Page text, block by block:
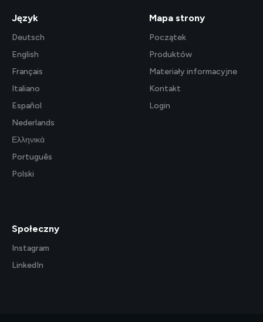
Język
Deutsch
English
Français
Italiano
Español
Nederlands
Ελληνικά
Português
Polski
Mapa strony
Początek
Produktów
Materiały informacyjne
Kontakt
Login
Społeczny
Instagram
LinkedIn